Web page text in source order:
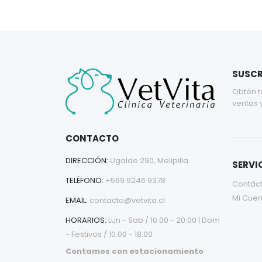
CONTACTO
DIRECCIÓN: Ugalde 290, Melipilla
TELÉFONO: +569 9246 9378
EMAIL: contacto@vetvita.cl
HORARIOS: Lun - Sab / 10:00 - 20:00 | Dom
- Festivos / 10:00 - 18:00
Contamos con estacionamiento
Obtén
ventas
Mi